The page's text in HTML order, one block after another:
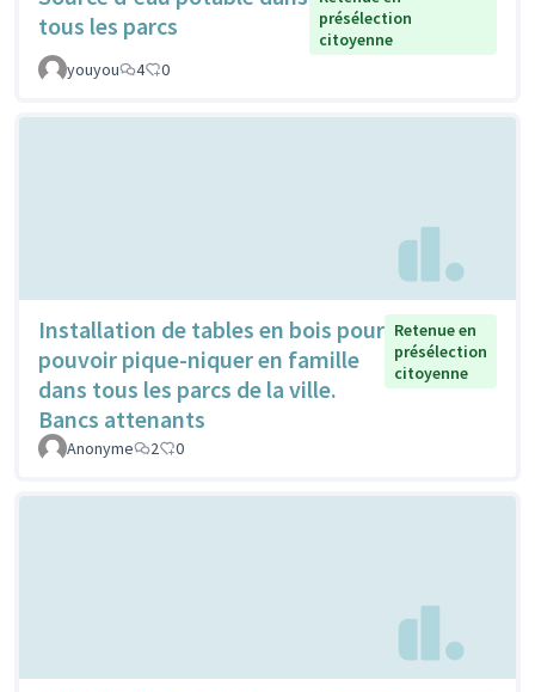
tous les parcs
présélection
citoyenne
youyou
4 0
Installation de tables en bois pour
pouvoir pique-niquer en famille
dans tous les parcs de la ville.
Bancs attenants
Retenue en
présélection
citoyenne
Anonyme 2 0